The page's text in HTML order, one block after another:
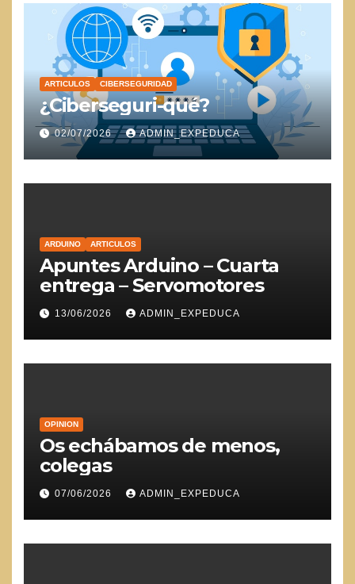
ARTICULOS CIBERSEGURIDAD
¿Ciberseguri-qué?
02/07/2026 ADMIN_EXPEDUCA
ARDUINO ARTICULOS
Apuntes Arduino – Cuarta
entrega – Servomotores
13/06/2026 ADMIN_EXPEDUCA
OPINION
Os echábamos de menos,
colegas
07/06/2026 ADMIN_EXPEDUCA